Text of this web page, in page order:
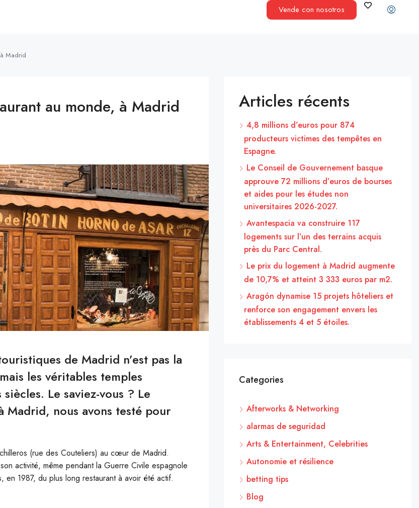
Vende con nosotros
Madrid
au monde, à Madrid
de Madrid n’est pas la
les véritables temples
Le saviez-vous ? Le
Madrid, nous avons testé pour
(rue des Couteliers) au cœur de Madrid.
activité, même pendant la Guerre Civile espagnole
en 1987, du plus long restaurant à avoir été actif.
Articles récents
4,8 millions d’euros pour 874
producteurs victimes des tempêtes en
Espagne.
Le Conseil de Gouvernement basque
approuve 72 millions d’euros de bourses
et aides pour les études non
universitaires 2026-2027.
Avantespacia va construire 117
logements sur l’un des terrains acquis
près du Parc Central.
Le prix du logement à Madrid augmente
de 10,7% et atteint 3 333 euros par m2.
Aragón dynamise 15 projets hôteliers et
renforce son engagement envers les
établissements 4 et 5 étoiles.
Categories
Afterworks & Networking
alarmas de seguridad
Arts & Entertainment, Celebrities
Autonomie et résilience
betting tips
Blog